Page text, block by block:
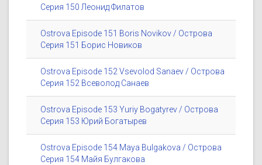
Серия 150 Леонид Филатов
Ostrova Episode 151 Boris Novikov / Острова
Серия 151 Борис Новиков
Ostrova Episode 152 Vsevolod Sanaev / Острова
Серия 152 Всеволод Санаев
Ostrova Episode 153 Yuriy Bogatyrev / Острова
Серия 153 Юрий Богатырев
Ostrova Episode 154 Maya Bulgakova / Острова
Серия 154 Майя Булгакова